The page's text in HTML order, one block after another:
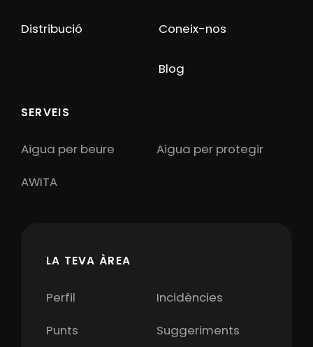
Distribució Coneix-nos
Blog
SERVEIS
Aigua per beure
Aigua per protegir
AWITA
LA TEVA ÀREA
Perfil
Incidències
Punts
Suggeriments